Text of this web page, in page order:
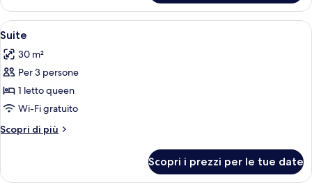
Superior
uso
singolo
Apri
tutte
le
foto
per
Suite
Una camera da letto moderna con
5
Suite
30 m²
Per 3 persone
1 letto queen
Wi-Fi gratuito
Scopri di più
Altri
Scopri i prezzi per le tue date